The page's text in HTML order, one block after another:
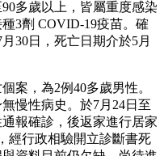
多歲以上，皆屬重度感染
3劑 COVID-19疫苗。確
30日，死亡日期介於5月
案，為2例40多歲男性。
慢性病史。於7月24日至
報確診，後返家進行居家
經行政相驗開立診斷書死